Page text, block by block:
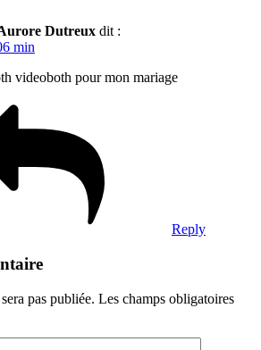
Dutreux dit :
min
videoboth pour mon mariage
Reply
pas publiée. Les champs obligatoires